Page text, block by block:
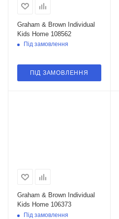
Graham & Brown Individual
Kids Home 108562
Під замовлення
ПІД ЗАМОВЛЕННЯ
Graham & Brown Individual
Kids Home 106373
Під замовлення